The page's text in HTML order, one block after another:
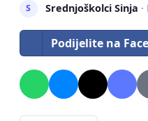
S Srednjoškolci Sinja
Podijelite na